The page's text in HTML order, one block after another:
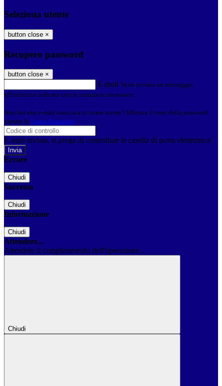
Seleziona utente
button close ×
Recupero password
button close ×
E-mail Verrà inviato un messaggio
all'indirizzo indicato con le istruzioni necessarie.
Non hai una e-mail associata al nome utente? Effettua il reset della password
tramite la Login Spaggiari
E-mail inviata, si prega di controllare la casella di posta elettronica!
Errore
Chiudi
Successo
Chiudi
Informazione
Chiudi
Attendere...
Attendere il completamento dell'operazione...
Chiudi